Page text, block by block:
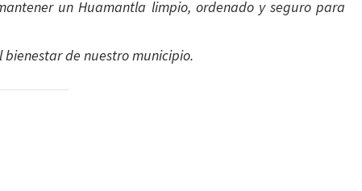
un Huamantla limpio, ordenado y seguro para
de nuestro municipio.